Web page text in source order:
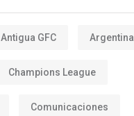
Antigua GFC Argentina
Champions League
Comunicaciones